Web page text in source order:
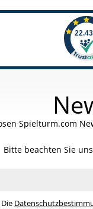
Spielturm.com
Bitte beachten Sie
Die